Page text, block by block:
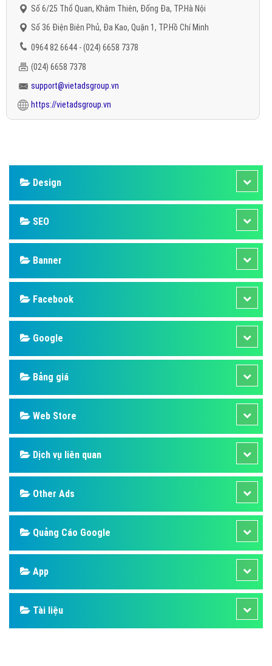
Số 6/25 Thổ Quan, Khâm Thiên, Đống Đa, TP.Hà Nội
Số 36 Điện Biên Phủ, Đa Kao, Quận 1, TP.Hồ Chí Minh
0964 82 6644 - (024) 6658 7378
(024) 6658 7378
support@vietadsgroup.vn
https://vietadsgroup.vn
Design
SEO
Banner
Facebook
Google
Bảng giá
Web Store
Dịch vụ liên quan
Other Ads
Quảng Cáo Google
App
Tài liệu